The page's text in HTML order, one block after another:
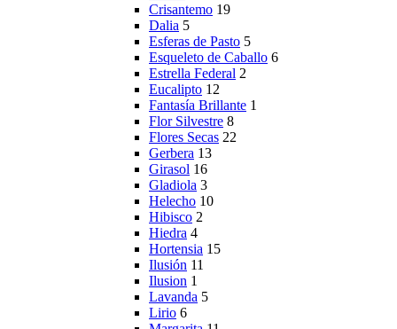
Crisantemo 19
Dalia 5
Esferas de Pasto 5
Esqueleto de Caballo 6
Estrella Federal 2
Eucalipto 12
Fantasía Brillante 1
Flor Silvestre 8
Flores Secas 22
Gerbera 13
Girasol 16
Gladiola 3
Helecho 10
Hibisco 2
Hiedra 4
Hortensia 15
Ilusión 11
Ilusion 1
Lavanda 5
Lirio 6